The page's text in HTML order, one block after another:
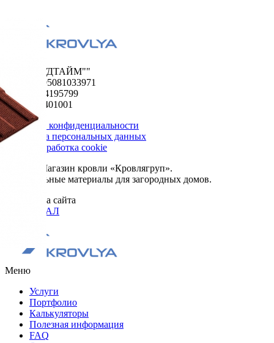
ООО "ФУДТАЙМ""
ОГРН 1195081033971
ИНН 5024195799
КПП 502401001
Политика конфиденциальности
Обработка персональных данных
Сбор и обработка cookie
© 2026. Магазин кровли «Кровлягруп».
Строительные материалы для загородных домов.
Разработка сайта
ОРИГИНАЛ
Меню
Услуги
Портфолио
Калькуляторы
Полезная информация
FAQ